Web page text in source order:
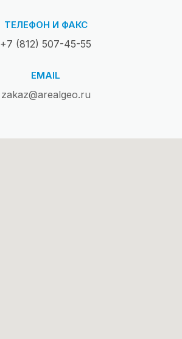
ТЕЛЕФОН И ФАКС
+7 (812) 507-45-55
EMAIL
zakaz@arealgeo.ru